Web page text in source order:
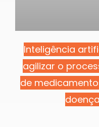
Inteligência
agilizar o
de